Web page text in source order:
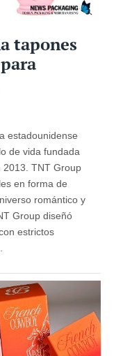
tapones
estadounidense
de vida fundada
2013. TNT Group
en forma de
romántico y
Group diseñó
estrictos